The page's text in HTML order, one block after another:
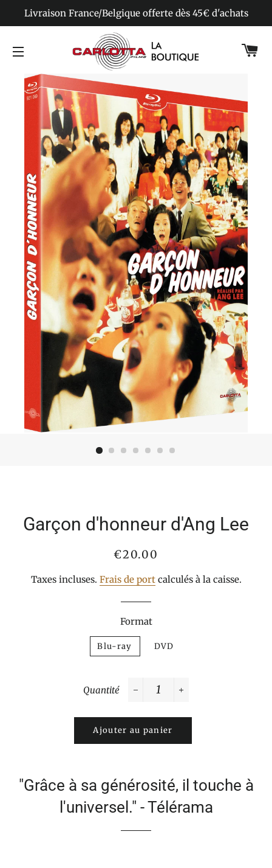
Livraison France/Belgique offerte dès 45€ d'achats
Garçon d'honneur d'Ang Lee
Prix
Prix
€20.00
Taxes incluses. Frais de portcalculés à la caisse.
Format
Blu-ray DVD
Quantité
Ajouter au panier
"Grâce à sa générosité, il touche à
l'universel." - Télérama